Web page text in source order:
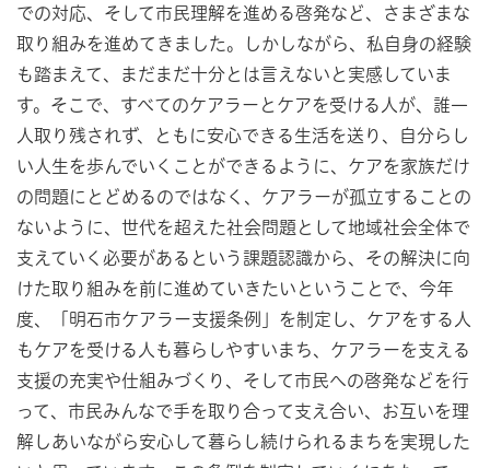
での対応、そして市民理解を進める啓発など、さまざまな
取り組みを進めてきました。しかしながら、私自身の経験
も踏まえて、まだまだ十分とは言えないと実感していま
す。そこで、すべてのケアラーとケアを受ける人が、誰一
人取り残されず、ともに安心できる生活を送り、自分らし
い人生を歩んでいくことができるように、ケアを家族だけ
の問題にとどめるのではなく、ケアラーが孤立することの
ないように、世代を超えた社会問題として地域社会全体で
支えていく必要があるという課題認識から、その解決に向
けた取り組みを前に進めていきたいということで、今年
度、「明石市ケアラー支援条例」を制定し、ケアをする人
もケアを受ける人も暮らしやすいまち、ケアラーを支える
支援の充実や仕組みづくり、そして市民への啓発などを行
って、市民みんなで手を取り合って支え合い、お互いを理
解しあいながら安心して暮らし続けられるまちを実現した